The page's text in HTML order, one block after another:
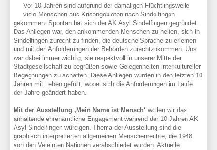
Vor 10 Jahren sind aufgrund der damaligen Flüchtlingswelle
viele Menschen aus Krisengebieten nach Sindelfingen
gekommen. Spontan hat sich der AK Asyl Sindelfingen gegründet.
Das Anliegen war, den ankommenden Menschen zu helfen, sich in
Sindelfingen zurecht zu finden, die deutsche Sprache zu erlernen
und mit den Anforderungen der Behörden zurechtzukommen. Uns
war dabei immer wichtig, sie respektvoll in unserer Mitte der
Stadtgesellschaft zu begrüßen sowie Gelegenheiten interkultureller
Begegnungen zu schaffen. Diese Anliegen wurden in den letzten 10
Jahren mit Leben gefüllt, wobei sich die Anforderungen im Laufe
der Jahre geändert haben.
Mit der Ausstellung ‚Mein Name ist Mensch‘ wollen wir das
anhaltende ehrenamtliche Engagement während der 10 Jahren AK
Asyl Sindelfingen würdigen. Thema der Ausstellung sind die
graphisch interpretierten allgemeinen Menschenrechte, die 1948
von den Vereinten Nationen verabschiedet wurden. Aktuelle